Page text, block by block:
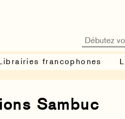
francophones
Sambuc